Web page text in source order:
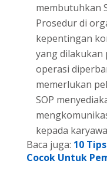
membutuhkan
Prosedur di
kepentingan
yang dilakukan
operasi
memerlukan
SOP
kepada
Baca juga: 10
Cocok Untuk